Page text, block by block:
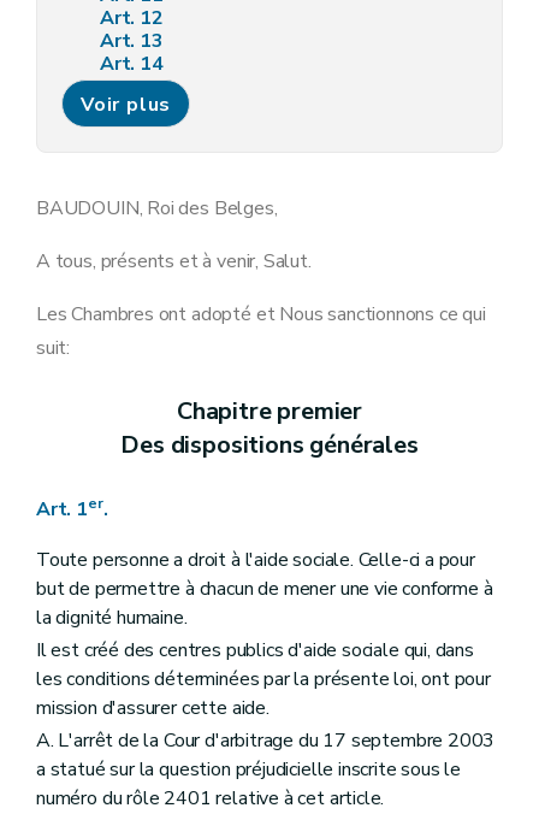
Art. 12
Art. 13
Art. 14
Art. 15
Art. 16
Art. 17
Art. 18bis
Art. 18
Art. 19
Art. 20
Art. 20ter
Section 2
Du fonctionnement du conseil de l'aide sociale
Art. 24
Art. 25
Art. 25
Art. 26bis
Art. 26ter
Art. 27
Art. 27
Art. 28
Art. 29
Art. 30
Art. 31
Art. 31bis
Art. 32
Art. 33
Voir plus
BAUDOUIN, Roi des Belges,
A tous, présents et à venir, Salut.
Les Chambres ont adopté et Nous sanctionnons ce qui
suit:
Chapitre premier
Des dispositions générales
Art. 1er.
Toute personne a droit à l'aide sociale. Celle-ci a pour
but de permettre à chacun de mener une vie conforme à
la dignité humaine.
Il est créé des centres publics d'aide sociale qui, dans
les conditions déterminées par la présente loi, ont pour
mission d'assurer cette aide.
A. L'arrêt de la Cour d'arbitrage du 17 septembre 2003
a statué sur la question préjudicielle inscrite sous le
numéro du rôle 2401 relative à cet article.